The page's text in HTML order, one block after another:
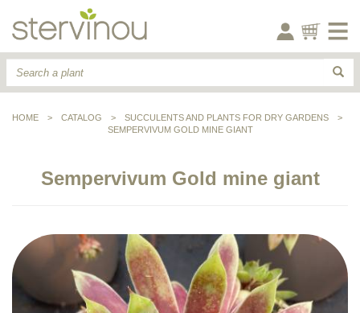
HOME > CATALOG > SUCCULENTS AND PLANTS FOR DRY GARDENS
>
SEMPERVIVUM GOLD MINE GIANT
Sempervivum Gold mine giant